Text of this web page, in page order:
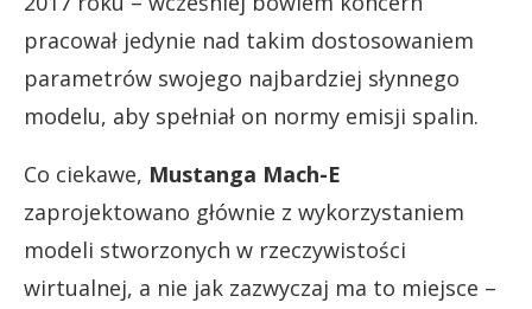
pracował jedynie nad takim dostosowaniem
parametrów swojego najbardziej słynnego
modelu, aby spełniał on normy emisji spalin.
Co ciekawe, Mustanga Mach-E
zaprojektowano głównie z wykorzystaniem
modeli stworzonych w rzeczywistości
wirtualnej, a nie jak zazwyczaj ma to miejsce –